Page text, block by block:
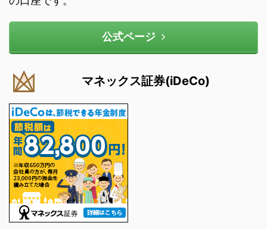
公式ページ
マネックス証券(iDeCo)